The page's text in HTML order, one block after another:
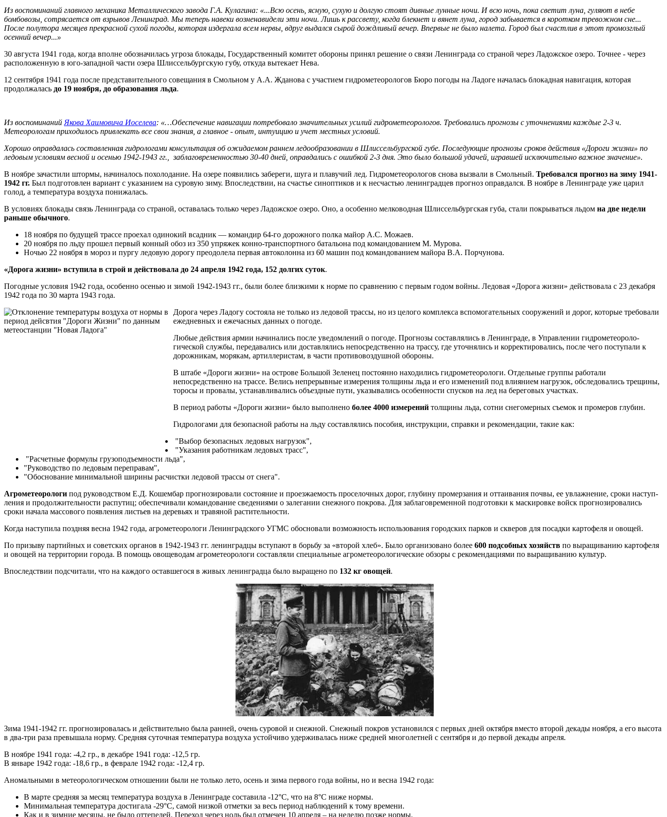
Из воспоминаний главного ме­ханика Металлического завода Г.А. Кулагина: «...Всю осень, ясную, сухую и долгую стоят дивные лунные ночи. И всю ночь, пока светит лу­на, гуляют в небе
бомбовозы, сотрясается от взрывов Ленинград. Мы теперь навеки возненавидели эти ночи. Лишь к рассвету, когда блекнет и вянет луна, город забывается в коротком тре­вожном сне...
После полутора месяцев прекрасной сухой погоды, которая издергала всем нервы, вдруг выдался сырой дождливый вечер. Впервые не было налета. Город был счастлив в этот про­мозглый
осенний вечер...»
30 августа 1941 года, когда вполне обозначилась угроза бло­кады, Государственный комитет обороны принял решение о свя­зи Ленинграда со страной через Ладожское озеро. Точнее - че­рез
расположенную в юго-западной части озера Шлиссельбургскую губу, откуда вытекает Нева.
12 сентября 1941 года после представительного совещания в Смольном у А.А. Жданова с участием гидрометеорологов Бюро погоды на Ла­доге началась блокадная навигация, которая
продолжалась до 19 ноября, до образования льда.
Из воспоминаний Якова Хаимовича Иоселева: «…Обеспечение навигации потребовало значительных усилий гидрометеорологов. Требовались прогнозы с уточнениями каждые 2-3 ч.
Метеорологам приходилось привлекать все свои знания, а главное - опыт, интуицию и учет местных условий.
Хорошо оправдалась составленная гидрологами консультация об ожидаемом раннем ледообразовании в Шлиссельбургской губе. Последующие прогнозы сроков действия «Дороги жизни» по
ледовым условиям весной и осенью 1942-1943 гг., заблаговременностью 30-40 дней, оправдались с ошибкой 2-3 дня. Это было большой удачей, игравшей исключительно важное значение».
В ноябре зачастили штормы, начиналось похолодание. На озере появились забереги, шуга и плавучий лед. Гидрометеорологов снова вызвали в Смольный. Требовался про­гноз на зиму 1941-
1942 гг. Был подготовлен вариант с указанием на суровую зиму. Впоследствии, на счастье синоптиков и к несчастью ленинградцев прогноз оп­равдался. В ноябре в Ленинграде уже царил
голод, а температура воздуха понижалась.
В условиях блокады связь Ленинграда со стра­ной, оставалась только через Ладожское озеро. Оно, а особенно мелководная Шлиссельбургская губа, стали покрываться льдом на две недели
раньше обычного.
18 ноября по будущей трассе проехал одинокий всадник — командир 64-го дорожного полка майор А.С. Можаев.
20 ноября по льду прошел первый конный обоз из 350 упряжек конно-транспортного батальона под командованием М. Мурова.
Ночью 22 ноября в мороз и пургу ледовую дорогу преодолела первая автоколонна из 60 машин под командованием майора В.А. Порчунова.
«Дорога жиз­ни» вступила в строй и действовала до 24 апреля 1942 года, 152 дол­гих суток.
Погодные условия 1942 года, особенно осенью и зимой 1942-1943 гг., были более близкими к норме по сравнению с первым годом войны. Ледовая «Дорога жизни» действовала с 23 де­кабря
1942 года по 30 марта 1943 года.
Дорога через Ладогу состояла не только из ледовой трассы, но из целого комплекса вспомогательных сооружений и дорог, которые требовали
ежедневных и ежечасных данных о по­годе.
Любые действия армии начинались после уведомлений о погоде. Прогнозы составлялись в Ленинграде, в Управлении гидрометеороло­
гической службы, передавались или доставлялись непосредст­венно на трассу, где уточнялись и корректировались, после чего поступали к
дорожникам, морякам, артиллеристам, в части про­тивовоздушной обороны.
В штабе «Дороги жизни» на острове Большой Зеленец постоянно находились гидрометеорологи. От­дельные группы работали
непосредственно на трассе. Велись не­прерывные измерения толщины льда и его изменений под влия­нием нагрузок, обследовались трещины,
торосы и провалы, устанавливались объездные пути, указывались особенности спус­ков на лед на береговых участках.
В период работы «Дороги жизни» было выполнено более 4000 измерений толщины льда, сотни снегомерных съемок и промеров глубин.
Гидрологами для безопасной работы на льду составлялись посо­бия, инструкции, справки и рекомендации, такие как:
"Выбор безопасных ледовых нагрузок",
"Указания работникам ледовых трасс",
"Расчетные формулы грузоподъемности льда",
"Руковод­ство по ледовым переправам",
"Обоснование минимальной ши­рины расчистки ледовой трассы от снега".
Агрометеорологи под руководством Е.Д. Кошембар прогнози­ровали состояние и проезжаемость проселочных дорог, глубину промерзания и оттаивания почвы, ее увлажнение, сроки наступ­
ления и продолжительности распутиц; обеспечивали командова­ние сведениями о залегании снежного покрова. Для заблаговре­менной подготовки к маскировке войск прогнозировались
сроки начала массового появления листьев на деревьях и травяной растительности.
Когда наступила поздняя весна 1942 года, агрометеорологи Ленинградского УГМС обосновали возмож­ность использования городских парков и скверов для посадки картофеля и овощей.
По призыву партийных и советских органов в 1942-1943 гг. ленинградцы вступают в борьбу за «второй хлеб». Было органи­зовано более 600 подсобных хозяйств по выращиванию картофе­ля
и овощей на территории города. В помощь овощеводам агрометеорологи составляли специальные агрометео­рологические обзоры с рекомендациями по выращиванию культур.
Впоследствии подсчитали, что на каждого оставшегося в живых ленинградца было выращено по 132 кг овощей.
Зима 1941-1942 гг. прогнозировалась и действительно была ран­ней, очень суровой и снежной. Снежный покров установился с первых дней октября вместо второй декады ноября, а его высота
в два-три раза превышала норму. Средняя суточная температура воздуха устойчиво удерживалась ниже средней многолетней с сентября и до первой декады апреля.
В ноябре 1941 года: -4,2 гр., в декабре 1941 года: -12,5 гр.
В январе 1942 года: -18,6 гр., в феврале 1942 года: -12,4 гр.
Аномальными в метеорологическом отношении были не толь­ко лето, осень и зима первого года войны, но и весна 1942 года:
В марте средняя за месяц температура воздуха в Ленинграде со­ставила -12°С, что на 8°С ниже нормы.
Минимальная темпера­тура достигала -29°С, самой низкой отметки за весь период на­блюдений к тому времени.
Как и в зимние месяцы, не было отте­пелей. Переход через ноль был отмечен 10 апреля – на неделю позже нормы.